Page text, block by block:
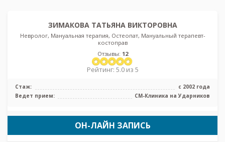
ЗИМАКОВА ТАТЬЯНА ВИКТОРОВНА
Невролог, Мануальная терапия, Остеопат, Мануальный терапевт-
костоправ
Отзывы: 12
Рейтинг: 5.0 из 5
Стаж:
с 2002 года
Ведет прием:
СМ-Клиника на Ударников
ОН-ЛАЙН ЗАПИСЬ